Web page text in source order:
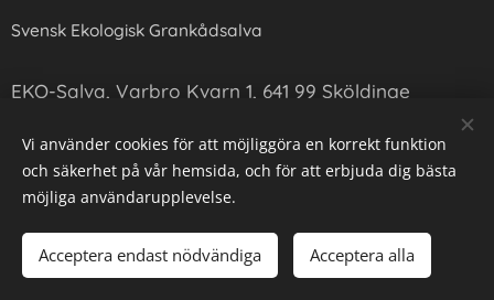
Svensk Ekologisk Grankådsalva
EKO-Salva, Varbro Kvarn 1, 641 99 Sköldinge
Kundservice: granhedmail@gmail.com
Produkter främst avsedda för djur
Copyright EKO-Salva Cookies
Vi använder cookies för att möjliggöra en korrekt funktion
och säkerhet på vår hemsida, och för att erbjuda dig bästa
möjliga användarupplevelse.
Acceptera endast nödvändiga Acceptera alla